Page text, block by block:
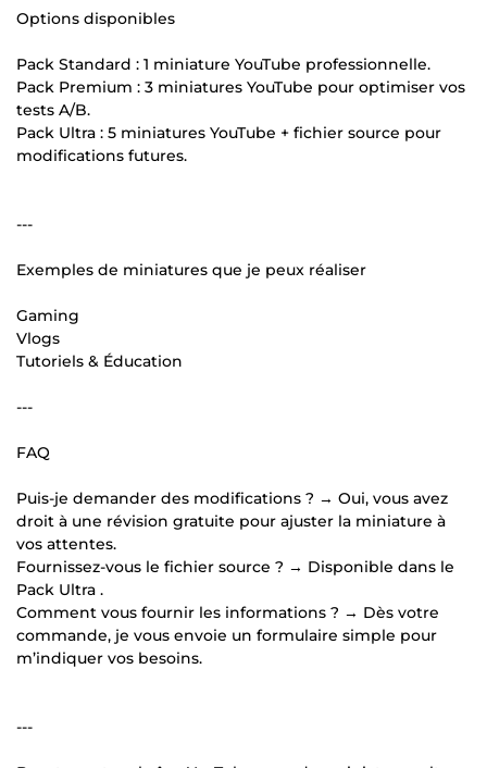
Options disponibles
Pack Standard : 1 miniature YouTube professionnelle.
Pack Premium : 3 miniatures YouTube pour optimiser vos
tests A/B.
Pack Ultra : 5 miniatures YouTube + fichier source pour
modifications futures.
---
Exemples de miniatures que je peux réaliser
Gaming
Vlogs
Tutoriels & Éducation
---
FAQ
Puis-je demander des modifications ? → Oui, vous avez
droit à une révision gratuite pour ajuster la miniature à
vos attentes.
Fournissez-vous le fichier source ? → Disponible dans le
Pack Ultra .
Comment vous fournir les informations ? → Dès votre
commande, je vous envoie un formulaire simple pour
m’indiquer vos besoins.
---